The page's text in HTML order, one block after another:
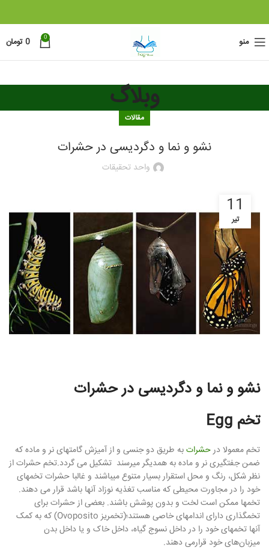
منو 0
0 تومان
وبلاگ
مقالات
نشو و نما و دگردیسی در حشرات
واحد تحقیقات
11
تیر
نشو و نما و دگردیسی در حشرات
تخم Egg
تخم معمولا درحشراتبه طریق دو جنسی و از آمیزش گامتهای نر و ماده که
ضمن جفتگیری نر و ماده به همدیگر میرسند تشکیل می گردد.تخم حشرات از
نظر شکل، رنگ و محل استقرار بسیار متنوع میباشند و غالبا حشرات تخمهای
خود را در مجاورت محیطی که مناسب تغذیه نوزاد آنها باشد قرار می دهند.
تخمها ممکن است لخت و بدون پوشش باشند. بعضی از حشرات برای
تخمگذاری دارای اندامهای خاصی هستند؛(تخمریز Ovoposito) که به کمک
آنها تخمهای خود را در داخل نسوج گیاه، داخل خاک و یا داخل بدن
میزبان‌های خود قرارمی دهند.